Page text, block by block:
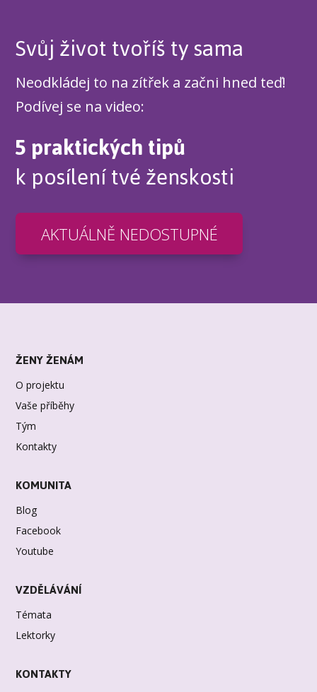
Svůj život tvoříš ty sama
Neodkládej to na zítřek a začni hned teď!
Podívej se na video:
5 praktických tipů
k posílení tvé ženskosti
AKTUÁLNĚ NEDOSTUPNÉ
ŽENY ŽENÁM
O projektu
Vaše příběhy
Tým
Kontakty
KOMUNITA
Blog
Facebook
Youtube
VZDĚLÁVÁNÍ
Témata
Lektorky
KONTAKTY